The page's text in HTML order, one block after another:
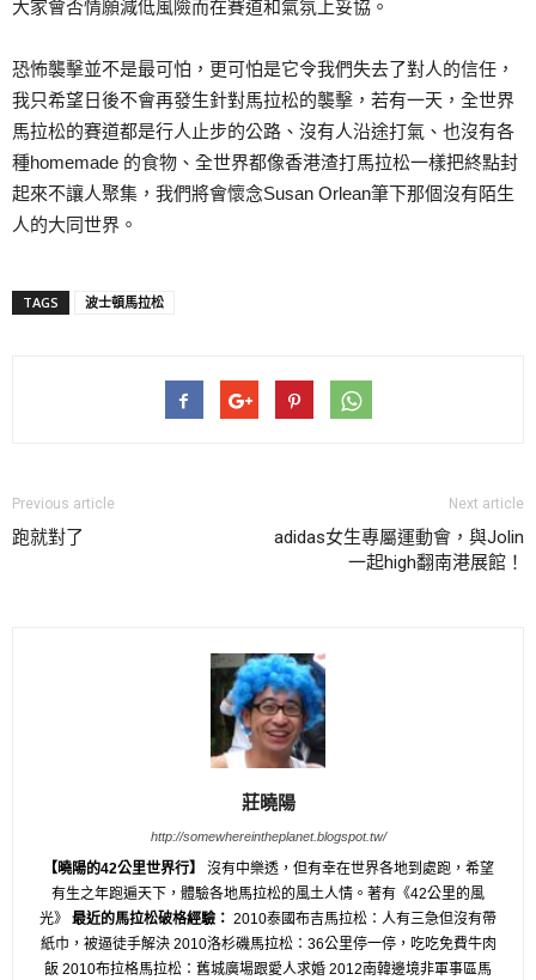
大家會否情願減低風險而在賽道和氣氛上妥協。
恐怖襲擊並不是最可怕，更可怕是它令我們失去了對人的信任，
我只希望日後不會再發生針對馬拉松的襲擊，若有一天，全世界
馬拉松的賽道都是行人止步的公路、沒有人沿途打氣、也沒有各
種homemade 的食物、全世界都像香港渣打馬拉松一樣把終點封
起來不讓人聚集，我們將會懷念Susan Orlean筆下那個沒有陌生
人的大同世界。
TAGS 波士頓馬拉松
Previous article
跑就對了
Next article
adidas女生專屬運動會，與Jolin
一起high翻南港展館！
莊曉陽
http://somewhereintheplanet.blogspot.tw/
【曉陽的42公里世界行】
沒有中樂透，但有幸在世界各地到處跑，希望
有生之年跑遍天下，體驗各地馬拉松的風土人情。著有《42公里的風
光》 最近的馬拉松破格經驗： 2010泰國布吉馬拉松：人有三急但沒有帶
紙巾，被逼徒手解決 2010洛杉磯馬拉松：36公里停一停，吃吃免費牛肉
飯 2010布拉格馬拉松：舊城廣場跟愛人求婚 2012南韓邊境非軍事區馬